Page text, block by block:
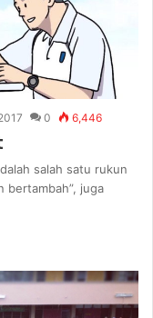
0 6,446
salah satu rukun
bertambah”, juga